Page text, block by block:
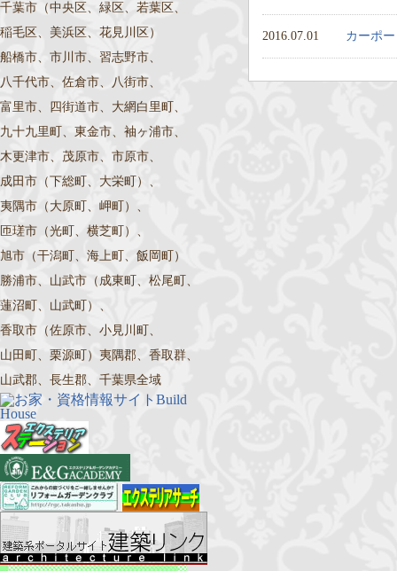
2016.07.01 カーポ
千葉市（中央区、緑区、若葉区、
稲毛区、美浜区、花見川区）
船橋市、市川市、習志野市、
八千代市、佐倉市、八街市、
富里市、四街道市、大網白里町、
九十九里町、東金市、袖ヶ浦市、
木更津市、茂原市、市原市、
成田市（下総町、大栄町）、
夷隅市（大原町、岬町）、
匝瑳市（光町、横芝町）、
旭市（干潟町、海上町、飯岡町）
勝浦市、山武市（成東町、松尾町、
蓮沼町、山武町）、
香取市（佐原市、小見川町、
山田町、栗源町）夷隅郡、香取群、
山武郡、長生郡、千葉県全域